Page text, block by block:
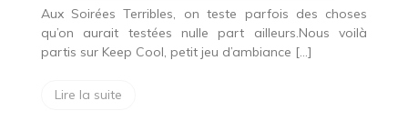
Aux Soirées Terribles, on teste parfois des choses
qu’on aurait testées nulle part ailleurs.Nous voilà
partis sur Keep Cool, petit jeu d’ambiance […]
Lire la suite